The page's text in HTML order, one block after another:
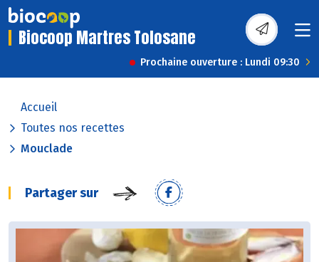
Biocoop Martres Tolosane
Prochaine ouverture : Lundi 09:30
Accueil
Toutes nos recettes
Mouclade
Partager sur